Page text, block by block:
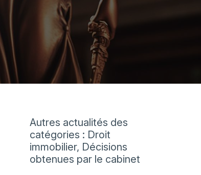
Autres actualités des
catégories : Droit
immobilier, Décisions
obtenues par le cabinet